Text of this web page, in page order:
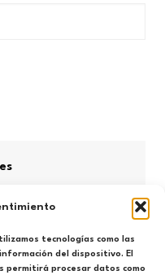
tecnologías como las
del dispositivo. El
permitirá procesar datos como